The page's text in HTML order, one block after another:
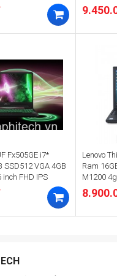
P1000/
inch FHD IPS
Lenovo
Ram 16GB -